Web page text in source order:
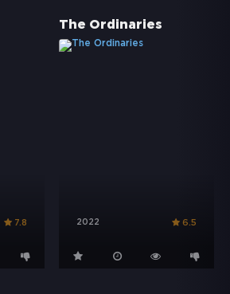
7.8
The Ordinaries
2022 6.5